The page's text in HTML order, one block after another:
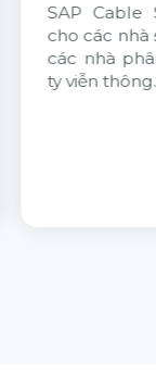
cấp
cáp,
công